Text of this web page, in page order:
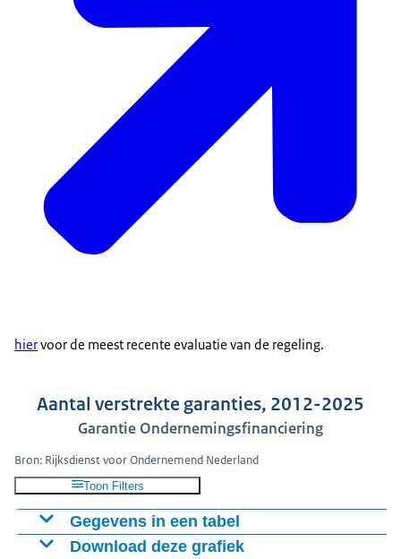
hiervoor de meest recente evaluatie van de regeling.
Aantal verstrekte garanties, 2012-2025
Garantie Ondernemingsfinanciering
Bron: Rijksdienst voor Ondernemend Nederland
Toon Filters
Gegevens in een tabel
GO Aantal garantiesGO-C Aantal garanties
Download deze grafiek